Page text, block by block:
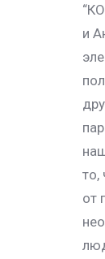
и
то,
от